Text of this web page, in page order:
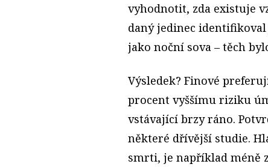
vyhodnotit, zda existuje
daný jedinec
jako noční sova – těch
Výsledek? Finové
procent vyššímu riziku
vstávající brzy ráno.
některé dřívější studie.
smrti, je například méně